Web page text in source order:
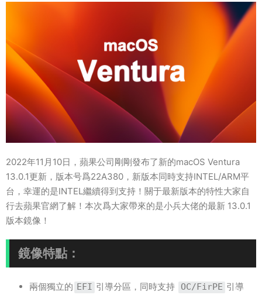
2022年11月10日，蘋果公司剛剛發布了新的macOS Ventura
13.0.1更新，版本号爲22A380，新版本同時支持INTEL/ARM平
台，幸運的是INTEL繼續得到支持！關于最新版本的特性大家自
行去蘋果官網了解！本次爲大家帶來的是小兵大佬的最新 13.0.1
版本鏡像！
鏡像特點：
兩個獨立的 EFI 引導分區，同時支持 OC/FirPE 引導